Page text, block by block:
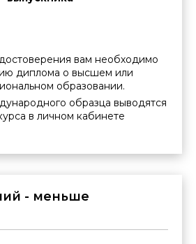
вам необходимо
диплома о высшем или
образовании.
образца выводятся
в личном кабинете
- меньше